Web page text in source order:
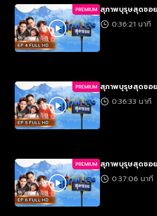
PREMIUM สุภาพบุรุษสุดซอ
0:36:21 นาที
PREMIUM สุภาพบุรุษสุดซอ
0:36:33 นาที
PREMIUM สุภาพบุรุษสุดซอ
0:37:06 นาที